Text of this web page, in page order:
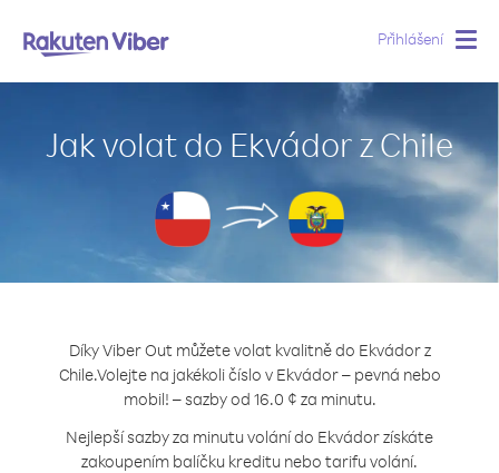
Přihlášení
Jak volat do Ekvádor z Chile
Díky Viber Out můžete volat kvalitně do Ekvádor z
Chile.Volejte na jakékoli číslo v Ekvádor – pevná nebo
mobil! – sazby od 16.0 ¢ za minutu.
Nejlepší sazby za minutu volání do Ekvádor získáte
zakoupením balíčku kreditu nebo tarifu volání.